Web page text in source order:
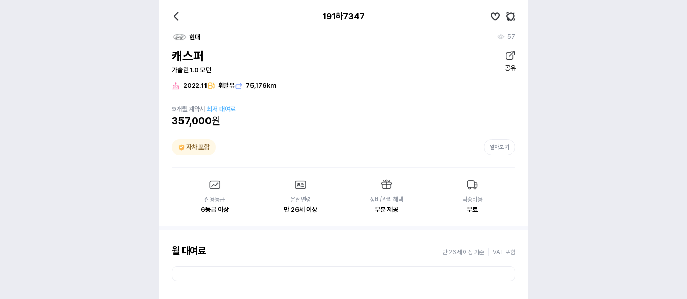
191하7347
현대 57
캐스퍼
가솔린 1.0 모던 공유
2022.11 휘발유 75,176km
9개월 계약시최저 대여료
357,000원
자차 포함 알아보기
신용등급
6등급 이상
운전연령
만 26세 이상
정비/관리 혜택
부분 제공
탁송비용
무료
월 대여료 만 26세 이상 기준 VAT 포함